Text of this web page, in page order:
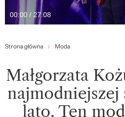
00:00 / 27:08
Strona główna Moda
Małgorzata
najmodniejszej
lato. Ten